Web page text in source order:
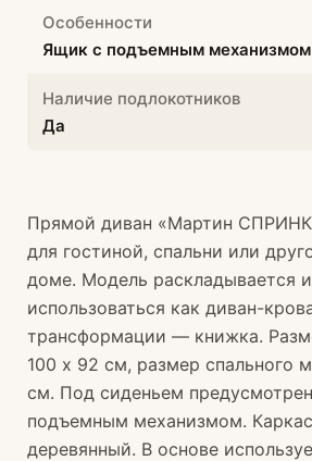
Особенности
Ящик с подъемным механизмом
Наличие подлокотников
Да
Прямой диван «Мартин
для гостиной, спальни или
доме. Модель раскладывается
использоваться как диван-
трансформации — книжка.
100 х 92 см, размер спального
см. Под сиденьем
подъемным механизмом. Каркас
деревянный. В основе